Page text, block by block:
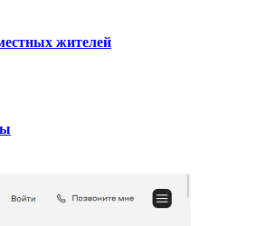
жителей